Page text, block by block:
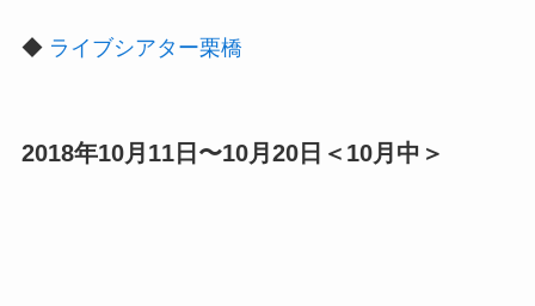
◆ ライブシアター栗橋
2018年10月11日〜10月20日＜10月中＞